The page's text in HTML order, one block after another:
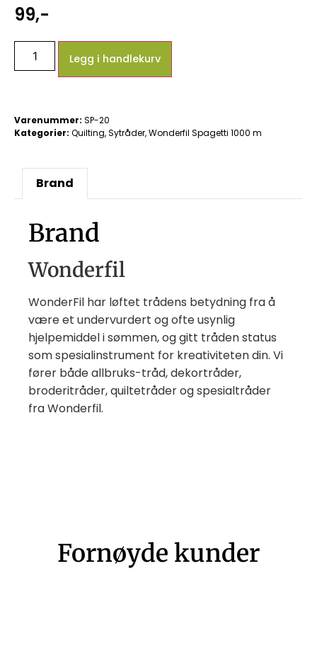
99,-
Legg i handlekurv
Varenummer: SP-20
Kategorier: Quilting,Sytråder,Wonderfil Spagetti 1000 m
Brand
Brand
Wonderfil
WonderFil har løftet trådens betydning fra å
være et undervurdert og ofte usynlig
hjelpemiddel i sømmen, og gitt tråden status
som spesialinstrument for kreativiteten din. Vi
fører både allbruks-tråd, dekortråder,
broderitråder, quiltetråder og spesialtråder
fra Wonderfil.
Fornøyde kunder